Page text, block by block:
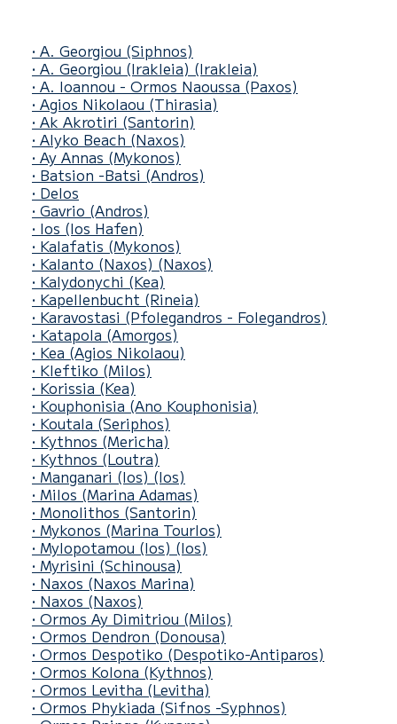
• A. Georgiou (Siphnos)
• A. Georgiou (Irakleia) (Irakleia)
• A. Ioannou - Ormos Naoussa (Paxos)
• Agios Nikolaou (Thirasia)
• Ak Akrotiri (Santorin)
• Alyko Beach (Naxos)
• Ay Annas (Mykonos)
• Batsion -Batsi (Andros)
• Delos
• Gavrio (Andros)
• Ios (Ios Hafen)
• Kalafatis (Mykonos)
• Kalanto (Naxos) (Naxos)
• Kalydonychi (Kea)
• Kapellenbucht (Rineia)
• Karavostasi (Pfolegandros - Folegandros)
• Katapola (Amorgos)
• Kea (Agios Nikolaou)
• Kleftiko (Milos)
• Korissia (Kea)
• Kouphonisia (Ano Kouphonisia)
• Koutala (Seriphos)
• Kythnos (Mericha)
• Kythnos (Loutra)
• Manganari (Ios) (Ios)
• Milos (Marina Adamas)
• Monolithos (Santorin)
• Mykonos (Marina Tourlos)
• Mylopotamou (Ios) (Ios)
• Myrisini (Schinousa)
• Naxos (Naxos Marina)
• Naxos (Naxos)
• Ormos Ay Dimitriou (Milos)
• Ormos Dendron (Donousa)
• Ormos Despotiko (Despotiko-Antiparos)
• Ormos Kolona (Kythnos)
• Ormos Levitha (Levitha)
• Ormos Phykiada (Sifnos -Syphnos)